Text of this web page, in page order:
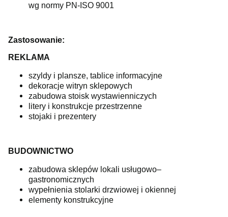
wg normy PN-ISO 9001
Zastosowanie:
REKLAMA
szyldy i plansze, tablice informacyjne
dekoracje witryn sklepowych
zabudowa stoisk wystawienniczych
litery i konstrukcje przestrzenne
stojaki i prezentery
BUDOWNICTWO
zabudowa sklepów lokali usługowo–
gastronomicznych
wypełnienia stolarki drzwiowej i okiennej
elementy konstrukcyjne